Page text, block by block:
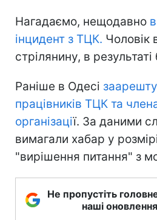
Нагадаємо, нещодавно
інцидент з ТЦК. Чоловік
стрілянину, в
Раніше в Одесі
працівників ТЦК та
організації. За даними
вимагали хабар у
"вирішення питання" з
Не пропустіть
наші